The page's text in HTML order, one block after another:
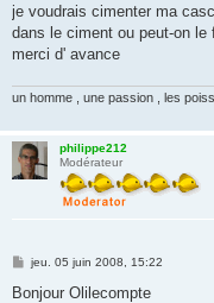
a
g
je voudrais cimenter ma
dans le ciment ou peut-on le
merci d' avance
un homme , une passion , les
philippe212
Modérateur
M
s
jeu. 05 juin 2008, 15:22
Bonjour Olilecompte